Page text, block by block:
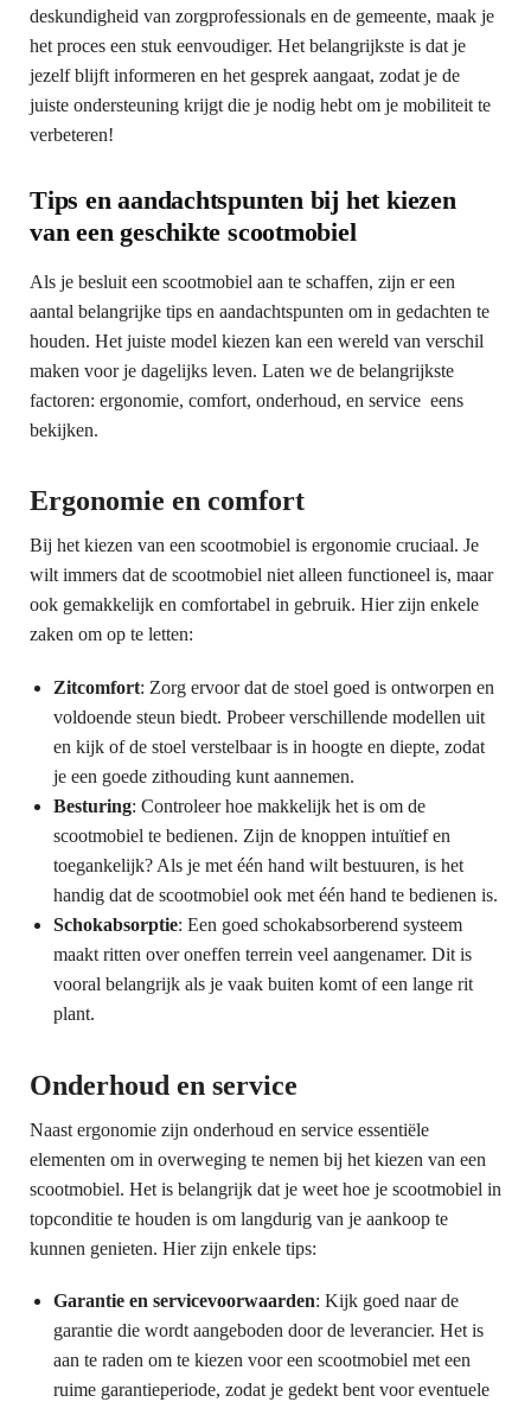
deskundigheid van zorgprofessionals en de gemeente, maak je
het proces een stuk eenvoudiger. Het belangrijkste is dat je
jezelf blijft informeren en het gesprek aangaat, zodat je de
juiste ondersteuning krijgt die je nodig hebt om je mobiliteit te
verbeteren!
Tips en aandachtspunten bij het kiezen
van een geschikte scootmobiel
Als je besluit een scootmobiel aan te schaffen, zijn er een
aantal belangrijke tips en aandachtspunten om in gedachten te
houden. Het juiste model kiezen kan een wereld van verschil
maken voor je dagelijks leven. Laten we de belangrijkste
factoren: ergonomie, comfort, onderhoud, en service eens
bekijken.
Ergonomie en comfort
Bij het kiezen van een scootmobiel is ergonomie cruciaal. Je
wilt immers dat de scootmobiel niet alleen functioneel is, maar
ook gemakkelijk en comfortabel in gebruik. Hier zijn enkele
zaken om op te letten:
Zitcomfort: Zorg ervoor dat de stoel goed is ontworpen en
voldoende steun biedt. Probeer verschillende modellen uit
en kijk of de stoel verstelbaar is in hoogte en diepte, zodat
je een goede zithouding kunt aannemen.
Besturing: Controleer hoe makkelijk het is om de
scootmobiel te bedienen. Zijn de knoppen intuïtief en
toegankelijk? Als je met één hand wilt bestuuren, is het
handig dat de scootmobiel ook met één hand te bedienen is.
Schokabsorptie: Een goed schokabsorberend systeem
maakt ritten over oneffen terrein veel aangenamer. Dit is
vooral belangrijk als je vaak buiten komt of een lange rit
plant.
Onderhoud en service
Naast ergonomie zijn onderhoud en service essentiële
elementen om in overweging te nemen bij het kiezen van een
scootmobiel. Het is belangrijk dat je weet hoe je scootmobiel in
topconditie te houden is om langdurig van je aankoop te
kunnen genieten. Hier zijn enkele tips:
Garantie en servicevoorwaarden: Kijk goed naar de
garantie die wordt aangeboden door de leverancier. Het is
aan te raden om te kiezen voor een scootmobiel met een
ruime garantieperiode, zodat je gedekt bent voor eventuele